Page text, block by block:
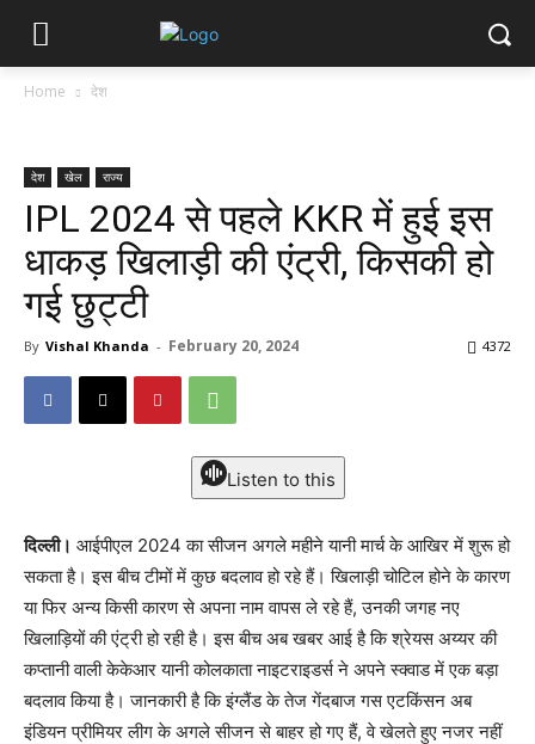
Home देश
देश खेल राज्य
IPL 2024 से पहले KKR में हुई इस ​
धाकड़ खिलाड़ी की एंट्री, किसकी हो
गई छुट्टी
By Vishal Khanda - February 20, 2024 4372
Listen to this
दिल्ली। आईपीएल 2024 का सीजन अगले महीने यानी मार्च के आखिर में शुरू हो
सकता है। इस बीच टीमों में कुछ बदलाव हो रहे हैं। खिलाड़ी चोटिल होने के कारण
या फिर अन्य किसी कारण से अपना नाम वापस ले रहे हैं, उनकी जगह नए
खिलाड़ियों की एंट्री हो रही है। इस बीच अब खबर आई है कि श्रेयस अय्यर की
कप्तानी वाली केकेआर यानी कोलकाता नाइटराइडर्स ने अपने स्क्वाड में एक बड़ा
बदलाव किया है। जानकारी है कि इंग्लैंड के तेज गेंदबाज गस एटकिंसन अब
इंडियन प्रीमियर लीग के अगले सीजन से बाहर हो गए हैं, वे खेलते हुए नजर नहीं